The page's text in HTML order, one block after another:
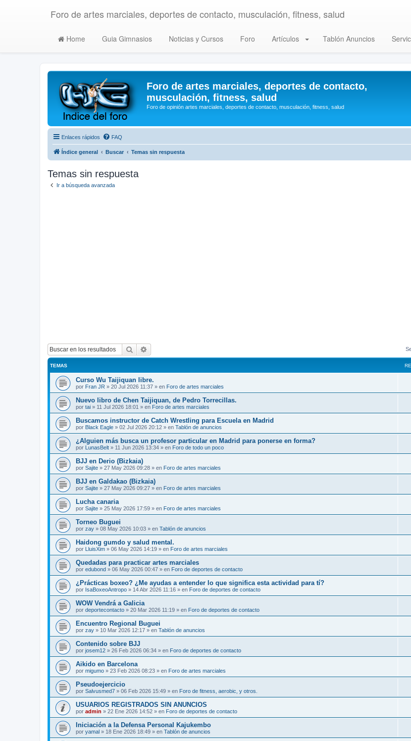
Foro de artes marciales, deportes de contacto, musculación, fitness, salud
Home Guia Gimnasios Noticias y Cursos Foro Artículos Tablón Anuncios
Foro de artes marciales, deportes de contacto,
musculación, fitness, salud
Foro de opinión artes marciales, deportes de contacto, musculación, fitness, salud
Enlaces rápidos FAQ
Índice general Buscar Temas sin respuesta
Temas sin respuesta
Ir a búsqueda avanzada
Buscar
TEMAS
Curso Wu Taijiquan libre.
por Fran JR » 20 Jul 2026 11:37 » en Foro de artes marciales
Nuevo libro de Chen Taijiquan, de Pedro Torrecillas.
por tai » 11 Jul 2026 18:01 » en Foro de artes marciales
Buscamos instructor de Catch Wrestling para Escuela en Madrid
por Black Eagle » 02 Jul 2026 20:12 » en Tablón de anuncios
¿Alguien más busca un profesor particular en Madrid para ponerse en forma?
por LunasBelt » 11 Jun 2026 13:34 » en Foro de todo un poco
BJJ en Derio (Bizkaia)
por Sajite » 27 May 2026 09:28 » en Foro de artes marciales
BJJ en Galdakao (Bizkaia)
por Sajite » 27 May 2026 09:27 » en Foro de artes marciales
Lucha canaria
por Sajite » 25 May 2026 17:59 » en Foro de artes marciales
Torneo Buguei
por zay » 08 May 2026 10:03 » en Tablón de anuncios
Haidong gumdo y salud mental.
por LluisXim » 06 May 2026 14:19 » en Foro de artes marciales
Quedadas para practicar artes marciales
por edubond » 06 May 2026 00:47 » en Foro de deportes de contacto
¿Prácticas boxeo? ¿Me ayudas a entender lo que significa esta actividad para tí?
por IsaBoxeoAntropo » 14 Abr 2026 11:16 » en Foro de deportes de contacto
WOW Vendrá a Galicia
por deportecontacto » 20 Mar 2026 11:19 » en Foro de deportes de contacto
Encuentro Regional Buguei
por zay » 10 Mar 2026 12:17 » en Tablón de anuncios
Contenido sobre BJJ
por josem12 » 26 Feb 2026 06:34 » en Foro de deportes de contacto
Aikido en Barcelona
por migumo » 23 Feb 2026 08:23 » en Foro de artes marciales
Pseudoejercicio
por Salvusmed7 » 06 Feb 2026 15:49 » en Foro de fitness, aerobic, y otros.
USUARIOS REGISTRADOS SIN ANUNCIOS
por admin » 22 Ene 2026 14:52 » en Foro de deportes de contacto
Iniciación a la Defensa Personal Kajukembo
por yamal » 18 Ene 2026 18:49 » en Tablón de anuncios